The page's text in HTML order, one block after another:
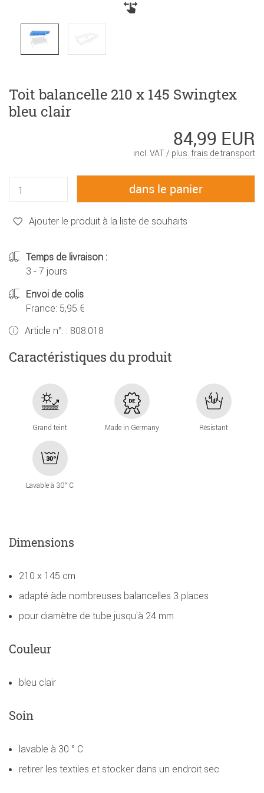
Toit balancelle 210 x 145 Swingtex
bleu clair
84,99 EUR
incl. VAT / plus. frais de transport
Ajouter le produit à la liste de souhaits
Temps de livraison :
3 - 7 jours
Envoi de colis
France: 5,95 €
Article n°. : 808.018
Caractéristiques du produit
Grand teint Made in Germany Résistant
Lavable à 30° C
Dimensions
210 x 145 cm
adapté àde nombreuses balancelles 3 places
pour diamètre de tube jusqu'à 24 mm
Couleur
bleu clair
Soin
lavable à 30 ° C
retirer les textiles et stocker dans un endroit sec